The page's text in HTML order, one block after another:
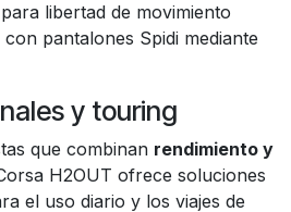
libertad de movimiento
pantalones Spidi mediante
y touring
que combinan rendimiento y
H2OUT ofrece soluciones
el uso diario y los viajes de